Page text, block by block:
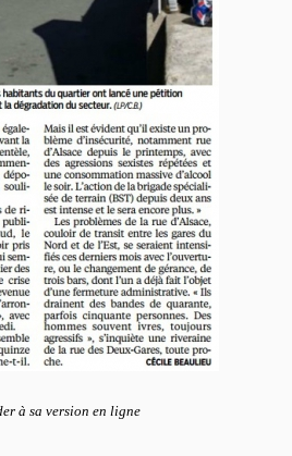
à sa version en ligne